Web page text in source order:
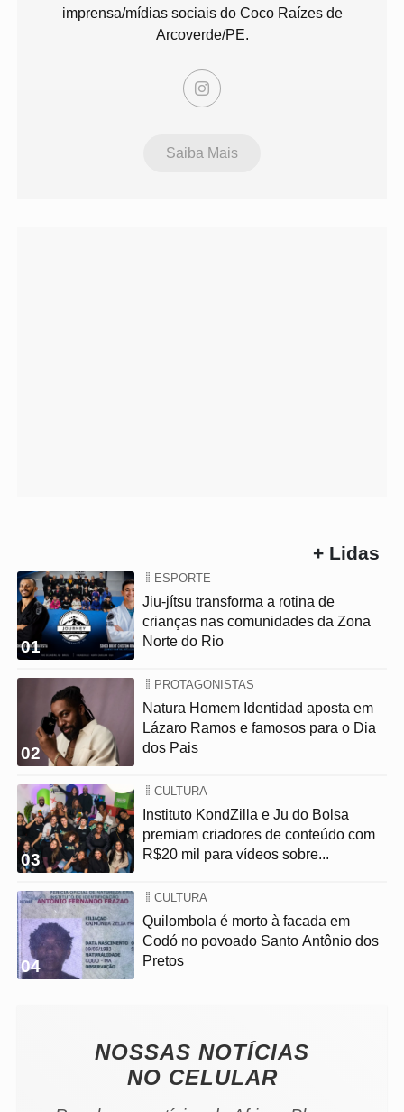
imprensa/mídias sociais do Coco Raízes de
Arcoverde/PE.
Saiba Mais
+ Lidas
01
ESPORTE
Jiu-jítsu transforma a rotina de
crianças nas comunidades da Zona
Norte do Rio
02
PROTAGONISTAS
Natura Homem Identidad aposta em
Lázaro Ramos e famosos para o Dia
dos Pais
03
CULTURA
Instituto KondZilla e Ju do Bolsa
premiam criadores de conteúdo com
R$20 mil para vídeos sobre...
04
CULTURA
Quilombola é morto à facada em
Codó no povoado Santo Antônio dos
Pretos
NOSSAS NOTÍCIAS
NO CELULAR